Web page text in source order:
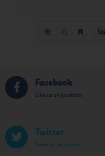
Facebook
Like us on facebook
Twitter
Tweet us on twitter